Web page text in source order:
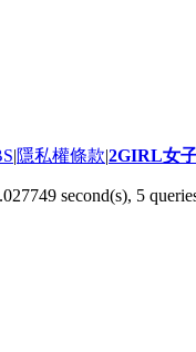
|隱私權條款|2GIRL女
second(s), 5